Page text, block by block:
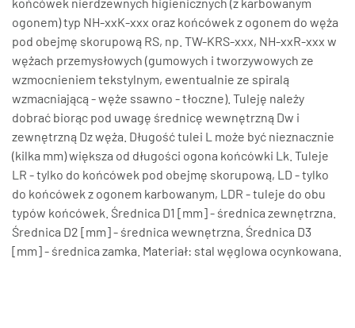
końcówek nierdzewnych higienicznych (z karbowanym
ogonem) typ NH-xxK-xxx oraz końcówek z ogonem do węża
pod obejmę skorupową RS, np. TW-KRS-xxx, NH-xxR-xxx w
wężach przemysłowych (gumowych i tworzywowych ze
wzmocnieniem tekstylnym, ewentualnie ze spiralą
wzmacniającą - węże ssawno - tłoczne). Tuleję należy
dobrać biorąc pod uwagę średnicę wewnętrzną Dw i
zewnętrzną Dz węża. Długość tulei L może być nieznacznie
(kilka mm) większa od długości ogona końcówki Lk. Tuleje
LR - tylko do końcówek pod obejmę skorupową, LD - tylko
do końcówek z ogonem karbowanym, LDR - tuleje do obu
typów końcówek. Średnica D1 [mm] - średnica zewnętrzna.
Średnica D2 [mm] - średnica wewnętrzna. Średnica D3
[mm] - średnica zamka. Materiał: stal węglowa ocynkowana.